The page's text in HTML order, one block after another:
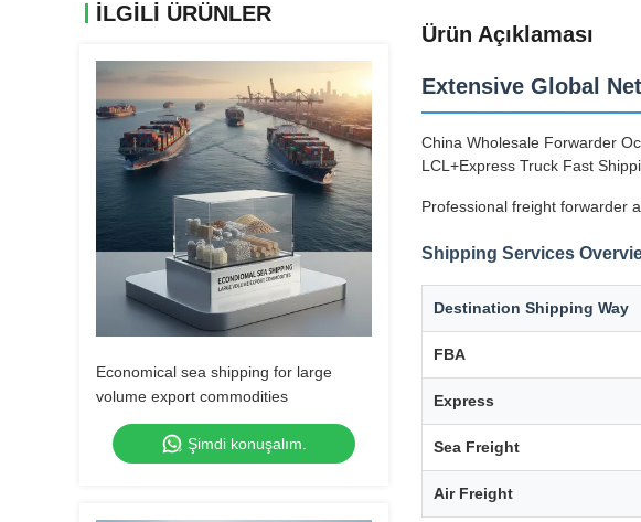
İLGILI ÜRÜNLER
Economical sea shipping for large
volume export commodities
Şimdi konuşalım.
Ürün Açıklaması
Extensive Global
China Wholesale Forwarder
LCL+Express Truck Fast
Professional freight forwarder
Shipping Services
Destination Shipping Way
FBA
Express
Sea Freight
Air Freight